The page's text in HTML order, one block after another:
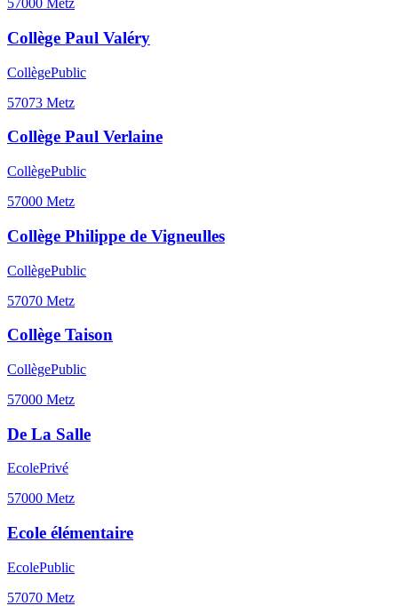
57000 Metz
Collège Paul Valéry
CollègePublic
57073 Metz
Collège Paul Verlaine
CollègePublic
57000 Metz
Collège Philippe de Vigneulles
CollègePublic
57070 Metz
Collège Taison
CollègePublic
57000 Metz
De La Salle
EcolePrivé
57000 Metz
Ecole élémentaire
EcolePublic
57070 Metz